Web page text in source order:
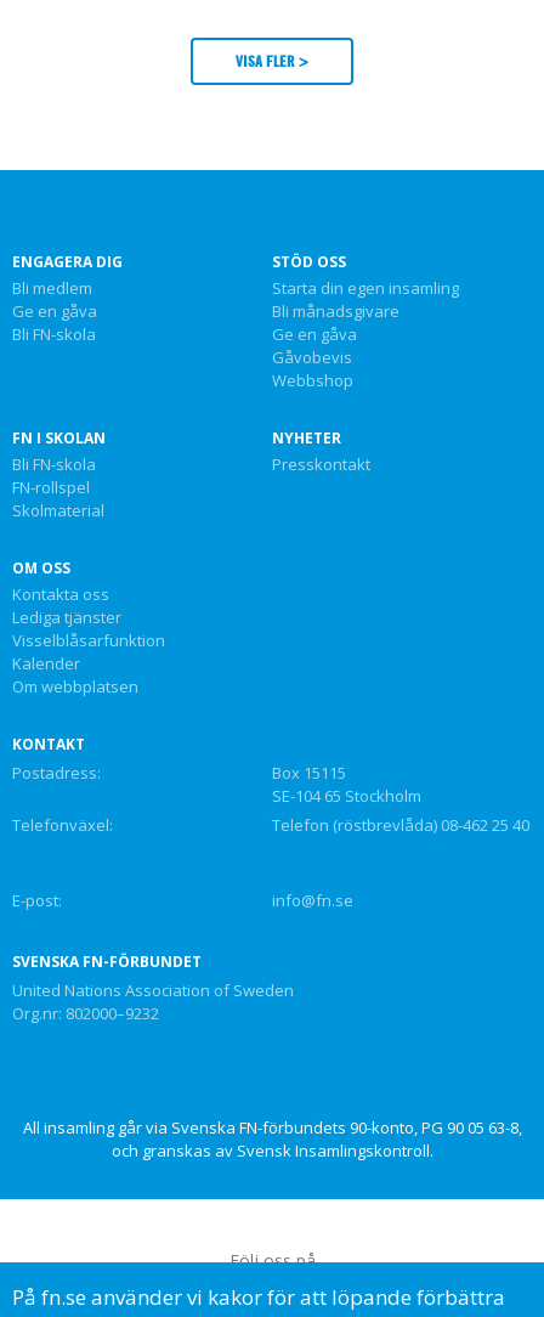
VISA FLER >
ENGAGERA DIG
Bli medlem
Ge en gåva
Bli FN-skola
STÖD OSS
Starta din egen insamling
Bli månadsgivare
Ge en gåva
Gåvobevis
Webbshop
FN I SKOLAN
Bli FN-skola
FN-rollspel
Skolmaterial
NYHETER
Presskontakt
OM OSS
Kontakta oss
Lediga tjänster
Visselblåsarfunktion
Kalender
Om webbplatsen
KONTAKT
Postadress:
Box 15115
SE-104 65 Stockholm
Telefonväxel:
Telefon (röstbrevlåda) 08-462 25 40
E-post: info@fn.se
SVENSKA FN-FÖRBUNDET
United Nations Association of Sweden
Org.nr: 802000–9232
All insamling går via Svenska FN-förbundets 90-konto, PG 90 05 63-8,
och granskas av Svensk Insamlingskontroll.
Följ oss på
På fn.se använder vi kakor för att löpande förbättra